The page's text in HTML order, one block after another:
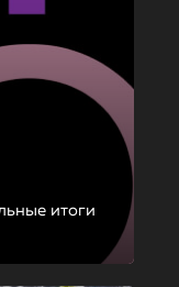
итоги